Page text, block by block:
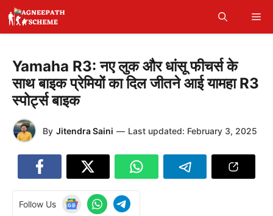
Skip
content
Yamaha R3: नए लुक और धांसू फीचर्स के
साथ बाइक प्रेमियों का दिल जीतने आई यामहा R3
स्पोर्ट्स बाइक
By Jitendra Saini — Last updated: February 3, 2025
Follow Us